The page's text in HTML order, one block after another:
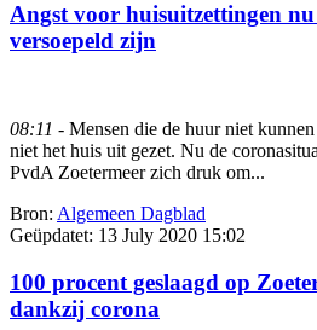
Angst voor huisuitzettingen
versoepeld zijn
08:11 - Mensen die de huur niet
niet het huis uit gezet. Nu de
PvdA Zoetermeer zich druk om...
Bron: Algemeen Dagblad
Geüpdatet: 13 July 2020 15:02
100 procent geslaagd op
dankzij corona